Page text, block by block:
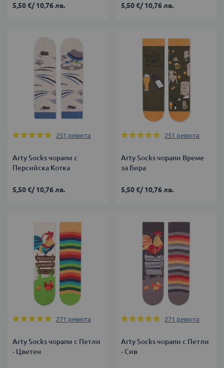
5,50 €/10,76 лв. 5,50 €/10,76 лв.
Оценка:
251 ревюта
Arty Socks чорапи с
Персийска Котка
5,50 €/10,76 лв.
Оценка:
251 ревюта
Arty Socks чорапи Време
за Бира
5,50 €/10,76 лв.
Оценка:
271 ревюта
Arty Socks чорапи с Петли
- Цветен
Оценка:
271 ревюта
Arty Socks чорапи с Петли
- Сив